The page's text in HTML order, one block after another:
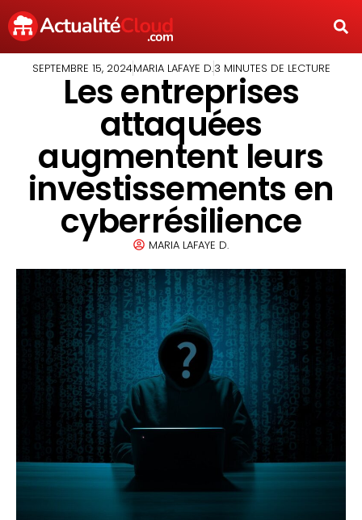
SEPTEMBRE 15, 2024MARIA LAFAYE D.3 MINUTES DE LECTURE
Les entreprises
attaquées
augmentent leurs
investissements en
cyberrésilience
MARIA LAFAYE D.